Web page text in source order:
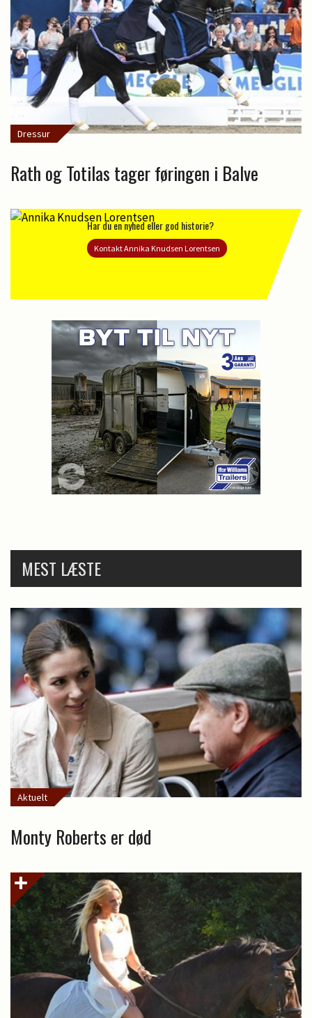
Dressur
Rath og Totilas tager føringen i Balve
Har du en nyhed eller god historie?
Kontakt Annika Knudsen Lorentsen
MEST LÆSTE
Aktuelt
Monty Roberts er død